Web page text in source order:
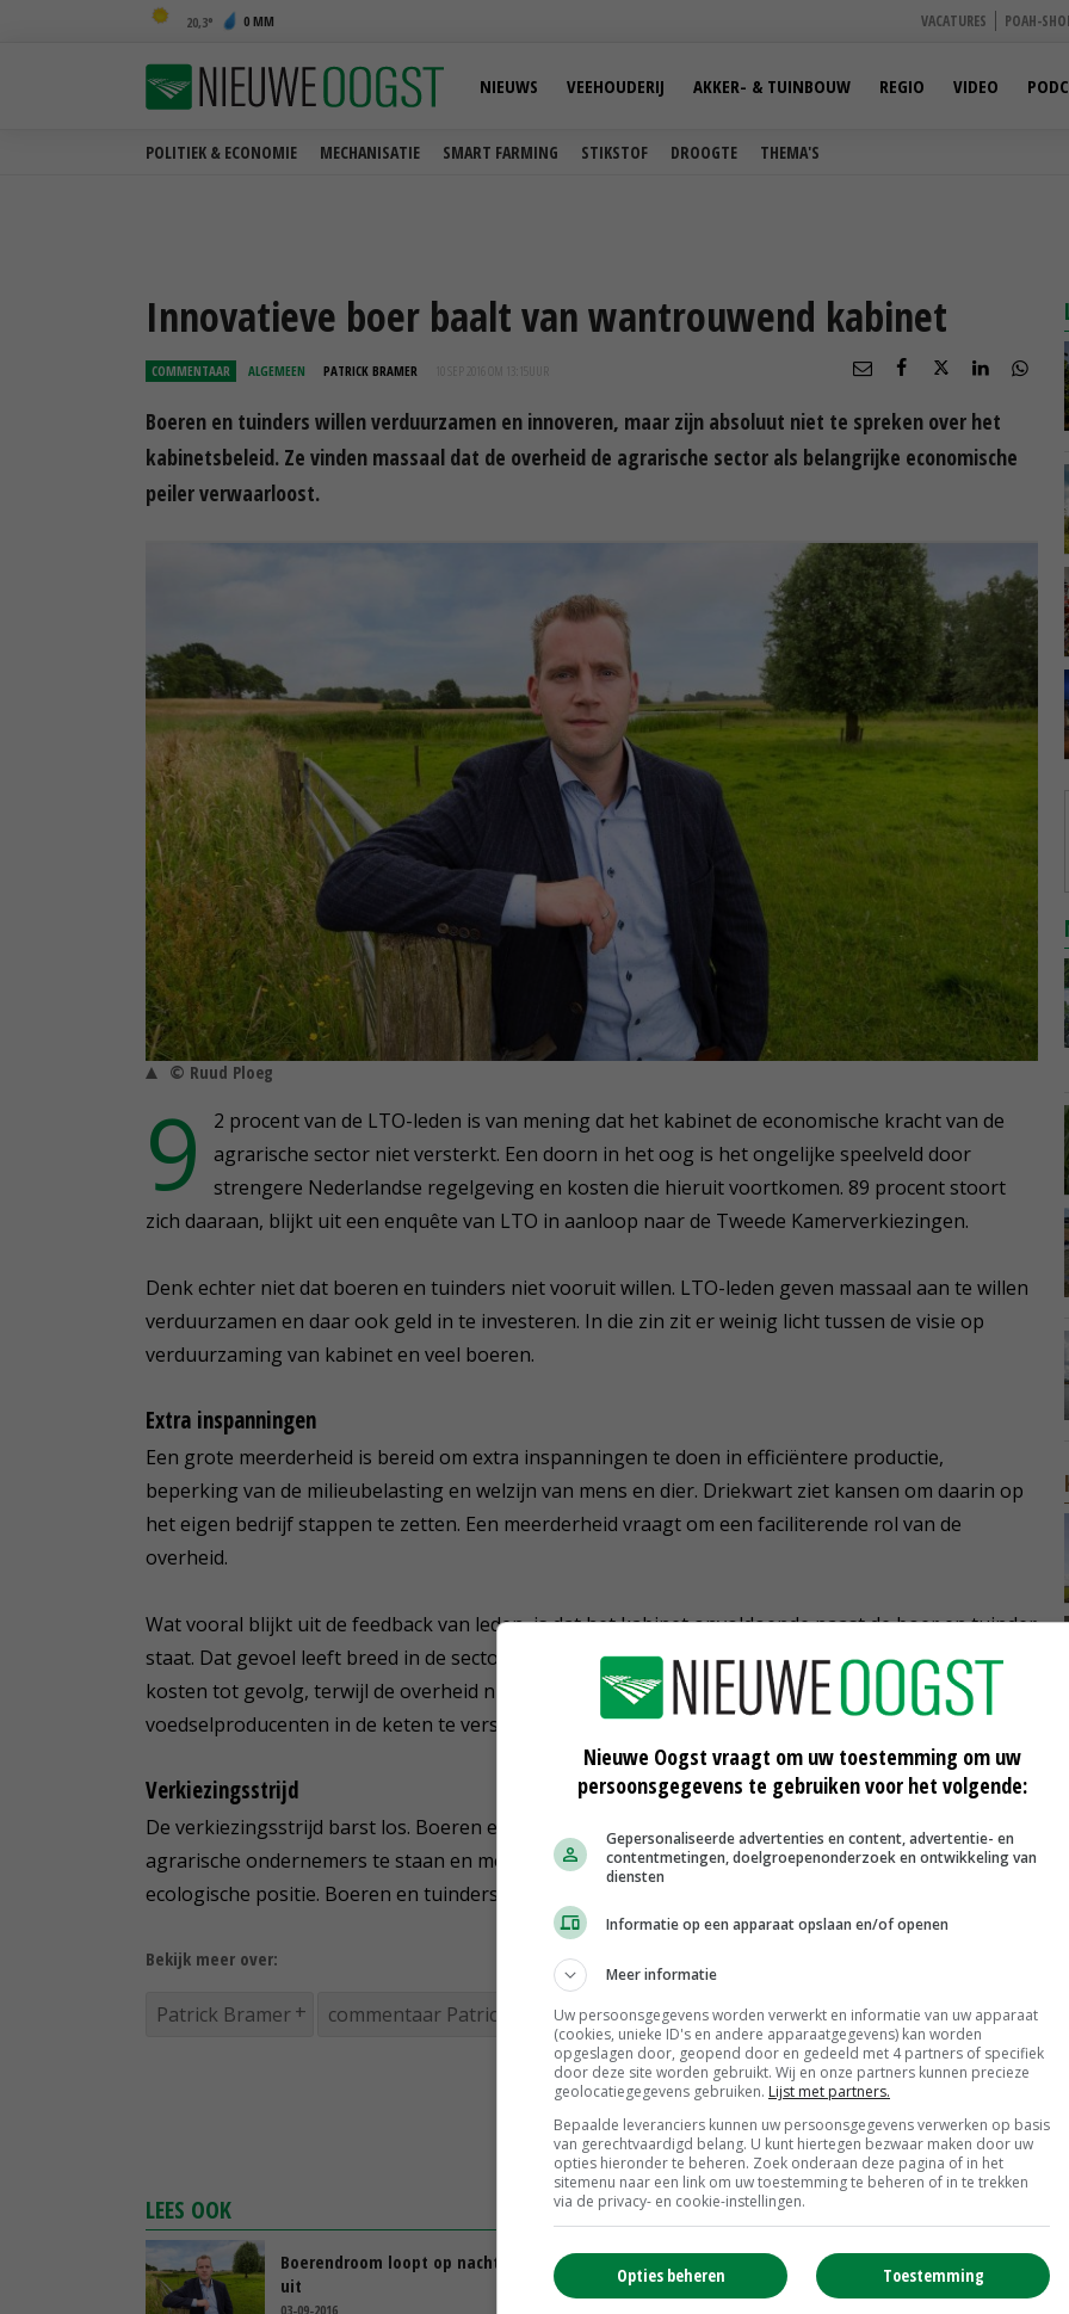
20,3 0 MM VACATURES POAH-
POLITIEK & ECONOMIE MECHANISATIE SMART FARMING STIKSTOF DROOGTE THEMA'S
NIEUWS VEEHOUDERIJ AKKER- & TUINBOUW REGIO VIDEO
Innovatieve boer baalt van wantrouwend kabinet
COMMENTAAR ALGEMEEN PATRICK BRAMER 10 SEP 2016 OM 13:15
Boeren en tuinders willen verduurzamen en innoveren, maar zijn absoluut niet te spreken over het
kabinetsbeleid. Ze vinden massaal dat de overheid de agrarische sector als belangrijke economische
peiler verwaarloost.
© Ruud Ploeg
9
2 procent van de LTO-leden is van mening dat het kabinet de economische kracht van de
agrarische sector niet versterkt. Een doorn in het oog is het ongelijke speelveld door
strengere Nederlandse regelgeving en kosten die hieruit voortkomen. 89 procent stoort
zich daaraan, blijkt uit een enquête van LTO in aanloop naar de Tweede Kamerverkiezingen.
Denk echter niet dat boeren en tuinders niet vooruit willen. LTO-leden geven massaal aan te willen
verduurzamen en daar ook geld in te investeren. In die zin zit er weinig licht tussen de visie op
verduurzaming van kabinet en veel boeren.
Extra inspanningen
Een grote meerderheid is bereid om extra inspanningen te doen in efficiëntere productie,
beperking van de milieubelasting en welzijn van mens en dier. Driekwart ziet kansen om daarin op
het eigen bedrijf stappen te zetten. Een meerderheid vraagt om een faciliterende rol van de
overheid.
Wat vooral blijkt uit de feedback van leden, is dat het kabinet onvoldoende naast de boer en tuinder
staat. Dat gevoel leeft breed in de sector. Het is te vaak afstraffen en zaken dicht regelen, met hoge
kosten tot gevolg, terwijl de overheid niet thuis geeft in beleid om de positie van
voedselproducenten in de keten te versterken. Uit het beleid spreekt weinig vertrouwen.
Verkiezingsstrijd
De verkiezingsstrijd barst los. Boeren en tuinders zoeken partijen die bereid zijn om naast
agrarische ondernemers te staan en met hen te werken aan een betere economische en
ecologische positie. Boeren en tuinders willen leveren, de politiek ook?
Bekijk meer over:
Patrick Bramer commentaar Patrick Bramer
LEES OOK
Boerendroom loopt op nachtmerrie
uit
03-09-2016
Boeren zonder subsidie is nauwelijks
voorstelbaar
Nieuwe Oogst vraagt om uw toestemming om uw
persoonsgegevens te gebruiken voor het volgende:
Gepersonaliseerde advertenties en content, advertentie- en
contentmetingen, doelgroepenonderzoek en ontwikkeling van
diensten
Informatie op een apparaat opslaan en/of openen
Meer informatie
Uw persoonsgegevens worden verwerkt en informatie van uw apparaat
(cookies, unieke ID's en andere apparaatgegevens) kan worden
opgeslagen door, geopend door en gedeeld met 4 partners of specifiek
door deze site worden gebruikt. Wij en onze partners kunnen precieze
geolocatiegegevens gebruiken. Lijst met partners.
Bepaalde leveranciers kunnen uw persoonsgegevens verwerken op basis
van gerechtvaardigd belang. U kunt hiertegen bezwaar maken door uw
opties hieronder te beheren. Zoek onderaan deze pagina of in het
sitemenu naar een link om uw toestemming te beheren of in te trekken
via de privacy- en cookie-instellingen.
Toestemming
Opties beheren